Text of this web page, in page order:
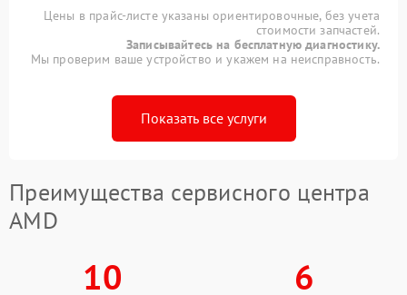
Цены в прайс-листе указаны ориентировочные, без учета
стоимости запчастей.
Записывайтесь на бесплатную диагностику.
Мы проверим ваше устройство и укажем на неисправность.
Показать все услуги
Преимущества сервисного центра
AMD
10 6